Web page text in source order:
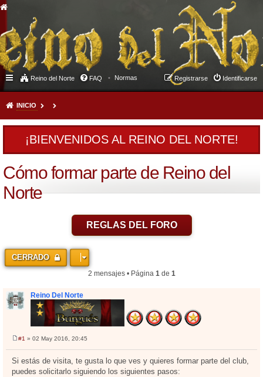
Reino del Norte FAQ Normas Identificarse
Registrarse
INICIO
¡BIENVENIDOS AL REINO DEL NORTE!
Cómo formar parte de Reino del
Norte
REGLAS DEL FORO
CERRADO
2 mensajes • Página 1de 1
Reino Del Norte
e
a
#1 » 02 May 2016, 20:45
Si estás de visita, te gusta lo que ves y quieres formar parte del club,
puedes solicitarlo siguiendo los siguientes pasos: